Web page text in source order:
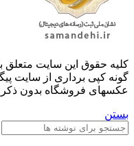
کليه حقوق اين سايت متعلق
گونه کپی برداری از سایت
عکسهای فروشگاه بدون ذکر
بستن